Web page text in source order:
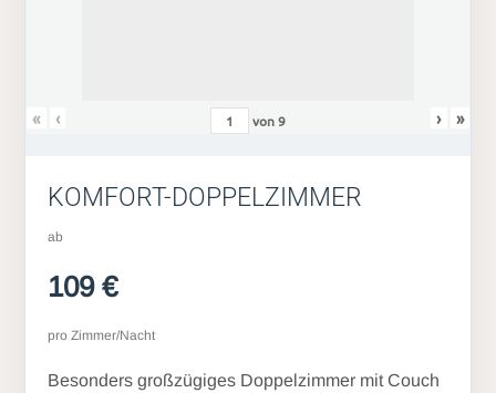
« ‹ von9 › »
KOMFORT-DOPPELZIMMER
ab
109 €
pro Zimmer/Nacht
Besonders großzügiges Doppelzimmer mit Couch